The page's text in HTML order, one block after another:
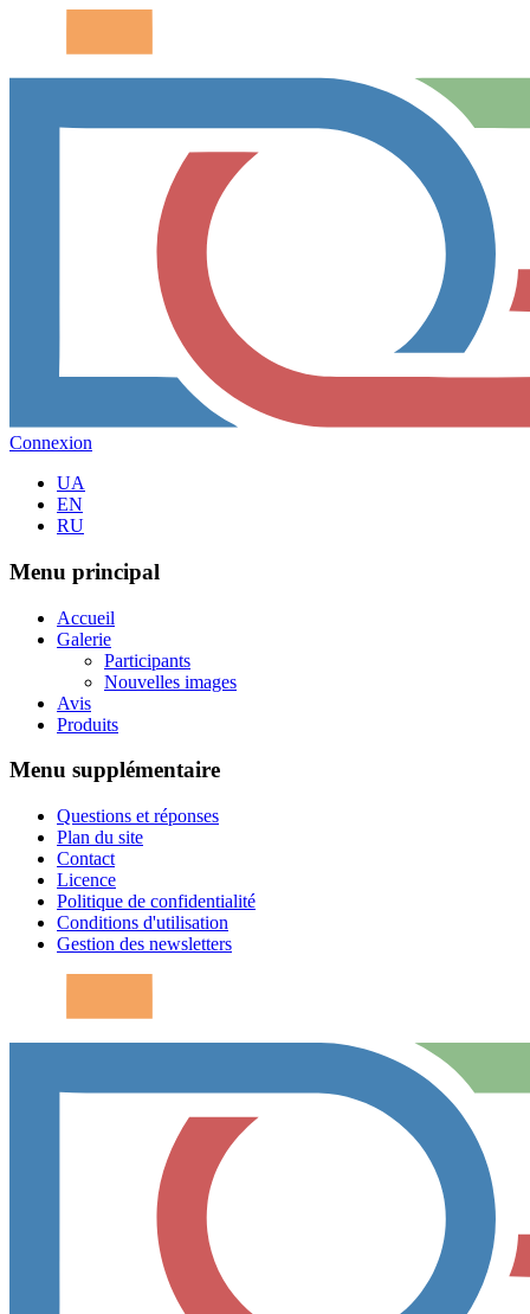
Connexion
UA
EN
RU
Menu principal
Accueil
Galerie
Participants
Nouvelles images
Avis
Produits
Menu supplémentaire
Questions et réponses
Plan du site
Contact
Licence
Politique de confidentialité
Conditions d'utilisation
Gestion des newsletters